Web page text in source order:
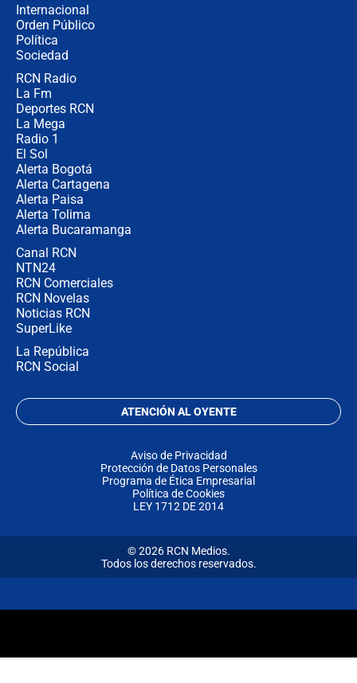
Internacional
Orden Público
Política
Sociedad
RCN Radio
La Fm
Deportes RCN
La Mega
Radio 1
El Sol
Alerta Bogotá
Alerta Cartagena
Alerta Paisa
Alerta Tolima
Alerta Bucaramanga
Canal RCN
NTN24
RCN Comerciales
RCN Novelas
Noticias RCN
SuperLike
La República
RCN Social
ATENCIÓN AL OYENTE
Aviso de Privacidad
Protección de Datos Personales
Programa de Ética Empresarial
Política de Cookies
LEY 1712 DE 2014
© 2026 RCN Medios.
Todos los derechos reservados.